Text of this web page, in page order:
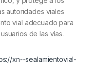
autoridades viales
vial adecuado para
de las vías.
xn--sealamientovial-